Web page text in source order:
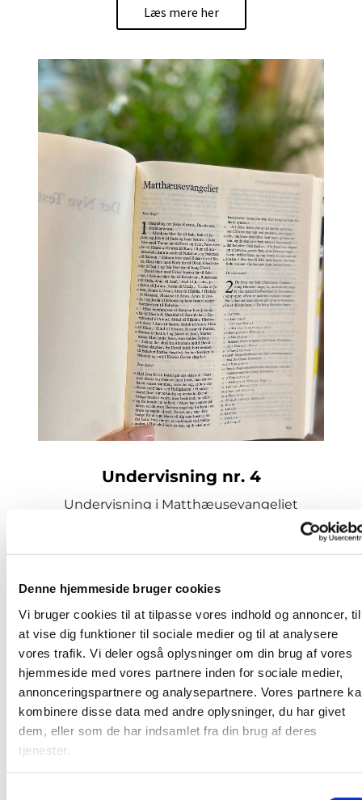
Denne hjemmeside bruger cookies
Vi bruger cookies til at tilpasse vores indhold og annoncer, til
at vise dig funktioner til sociale medier og til at analysere
vores trafik. Vi deler også oplysninger om din brug af vores
hjemmeside med vores partnere inden for sociale medier,
annonceringspartnere og analysepartnere. Vores partnere
kombinere disse data med andre oplysninger, du har givet
dem, eller som de har indsamlet fra din brug af deres
tjenester.
Læs mere her
Undervisning nr. 4
Undervisning i Matthæusevangeliet
Læs mere her